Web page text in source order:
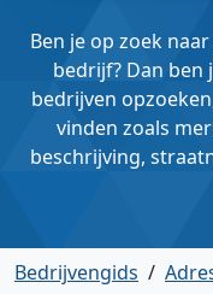
Ben je op zoek
bedrijf? Dan ben
bedrijven
vinden zoals
beschrijving,
Bedrijvengids /